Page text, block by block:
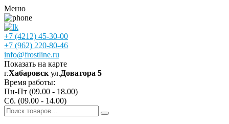
Меню
+7 (4212) 45-30-00
+7 (962) 220-80-46
info@frostline.ru
Показать на карте
г.Хабаровск ул.Доватора 5
Время работы:
Пн-Пт (09.00 - 18.00)
Сб. (09.00 - 14.00)